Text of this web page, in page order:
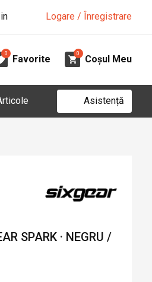
Logare / Înregistrare
0
Favorite
0
Coșul Meu
Asistență
SPARK · NEGRU /